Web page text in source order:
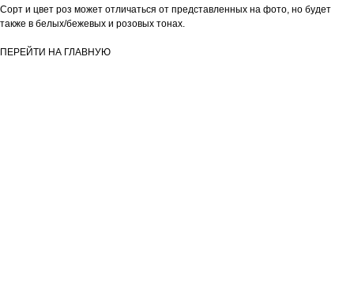
Сорт и цвет роз может отличаться от представленных на фото, но будет
также в белых/бежевых и розовых тонах.
ПЕРЕЙТИ НА ГЛАВНУЮ